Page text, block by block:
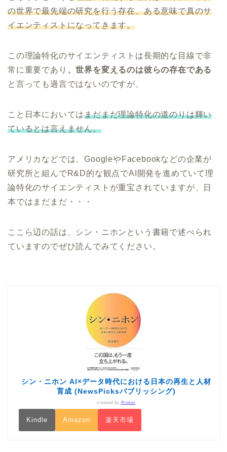
の世界で最先端の研究を行う存在、ある意味で真のサ
イエンティストになってきます。
この理論特化のサイエンティストは長期的な目線で非
常に重要であり 、世界を変えるのは彼らの存在である
と言っても過言ではないのですが、
こと日本においてはまだまだ理論特化の道のりは輝い
ているとは言えません。
アメリカなどでは、GoogleやFacebookなどの企業が
研究所と組んでR&D的な観点でAI開発を進めていて理
論特化のサイエンティストが重宝されていますが、日
本ではまだまだ・・・
ここら辺の話は、シン・ニホンという書籍で述べられ
ていますのでぜひ読んでみてください。
シン・ニホン AI×データ時代における日本の再生と人材
育成 (NewsPicksパブリッシング)
created by Rinker
Kindle Amazon 楽天市場